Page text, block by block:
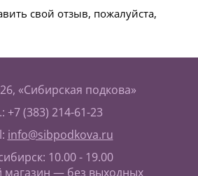
свой отзыв, пожалуйста,
«Сибирская подкова»
+7 (383) 214-61-23
info@sibpodkova.ru
10.00 - 19.00
магазин — без выходных